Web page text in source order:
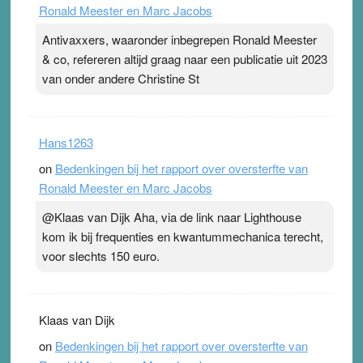
Ronald Meester en Marc Jacobs
Antivaxxers, waaronder inbegrepen Ronald Meester
& co, refereren altijd graag naar een publicatie uit 2023
van onder andere Christine St
Hans1263
on Bedenkingen bij het rapport over oversterfte van
Ronald Meester en Marc Jacobs
@Klaas van Dijk Aha, via de link naar Lighthouse
kom ik bij frequenties en kwantummechanica terecht,
voor slechts 150 euro.
Klaas van Dijk
on Bedenkingen bij het rapport over oversterfte van